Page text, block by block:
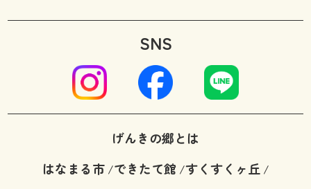
SNS
げんきの郷とは
はなまる市/できたて館/すくすくヶ丘/